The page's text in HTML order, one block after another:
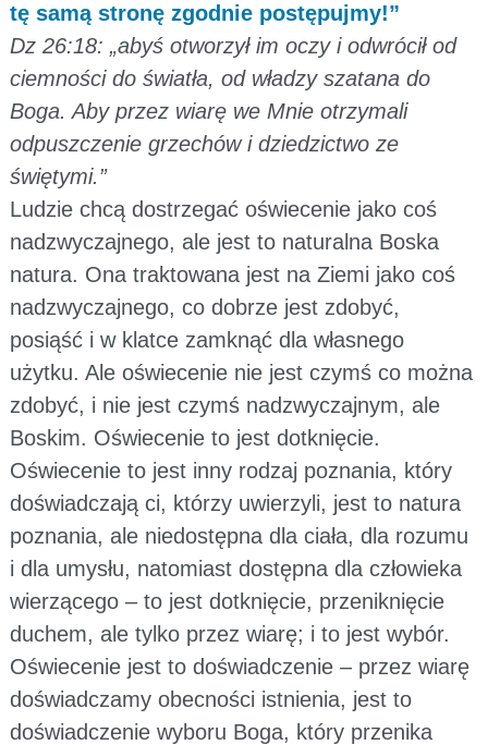
tę samą stronę zgodnie postępujmy!”
Dz 26:18: „abyś otworzył im oczy i odwrócił od
ciemności do światła, od władzy szatana do
Boga. Aby przez wiarę we Mnie otrzymali
odpuszczenie grzechów i dziedzictwo ze
świętymi.”
Ludzie chcą dostrzegać oświecenie jako coś
nadzwyczajnego, ale jest to naturalna Boska
natura. Ona traktowana jest na Ziemi jako coś
nadzwyczajnego, co dobrze jest zdobyć,
posiąść i w klatce zamknąć dla własnego
użytku. Ale oświecenie nie jest czymś co można
zdobyć, i nie jest czymś nadzwyczajnym, ale
Boskim. Oświecenie to jest dotknięcie.
Oświecenie to jest inny rodzaj poznania, który
doświadczają ci, którzy uwierzyli, jest to natura
poznania, ale niedostępna dla ciała, dla rozumu
i dla umysłu, natomiast dostępna dla człowieka
wierzącego – to jest dotknięcie, przeniknięcie
duchem, ale tylko przez wiarę; i to jest wybór.
Oświecenie jest to doświadczenie – przez wiarę
doświadczamy obecności istnienia, jest to
doświadczenie wyboru Boga, który przenika